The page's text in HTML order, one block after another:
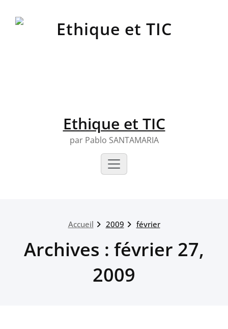
Ethique et TIC
par Pablo SANTAMARIA
Accueil 2009 février
Archives : février 27,
2009